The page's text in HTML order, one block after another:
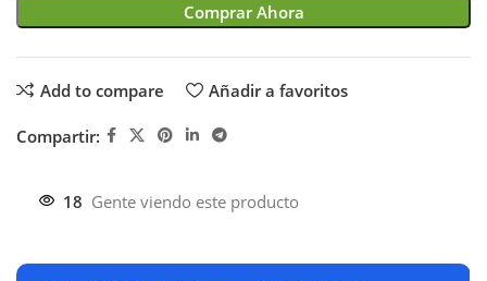
Comprar Ahora
Add to compare Añadir a favoritos
Compartir:
18 Gente viendo este producto